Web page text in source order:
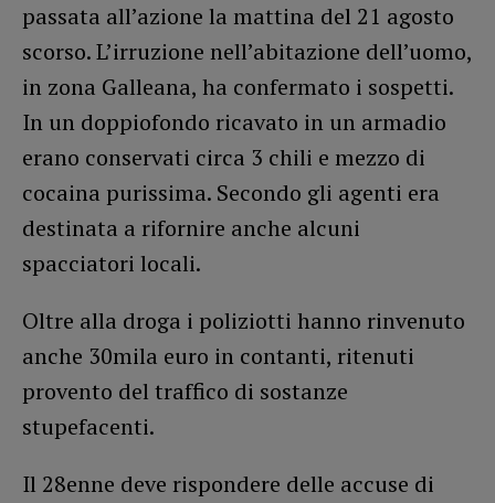
passata all’azione la mattina del 21 agosto
scorso. L’irruzione nell’abitazione dell’uomo,
in zona Galleana, ha confermato i sospetti.
In un doppiofondo ricavato in un armadio
erano conservati circa 3 chili e mezzo di
cocaina purissima. Secondo gli agenti era
destinata a rifornire anche alcuni
spacciatori locali.
Oltre alla droga i poliziotti hanno rinvenuto
anche 30mila euro in contanti, ritenuti
provento del traffico di sostanze
stupefacenti.
Il 28enne deve rispondere delle accuse di